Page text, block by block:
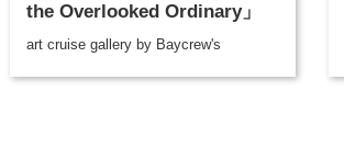
the Overlooked Ordinary」
art cruise gallery by Baycrew's